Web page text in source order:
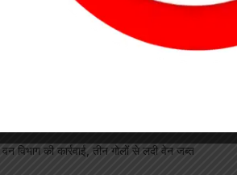
ग्राम केंदई, जलके और अडसरा के पंडो पारा में
विभाग की कार्रवाई, तीन गोलों से लदी वेन जब्त